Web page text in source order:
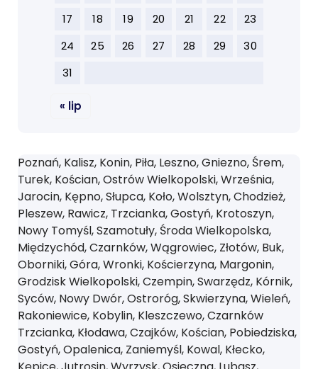
17
18 19 20 21 22
23
24
25 26 27 28 29
30
31
« lip
Poznań, Kalisz, Konin, Piła, Leszno, Gniezno, Śrem,
Turek, Kościan, Ostrów Wielkopolski, Września,
Jarocin, Kępno, Słupca, Koło, Wolsztyn, Chodzież,
Pleszew, Rawicz, Trzcianka, Gostyń, Krotoszyn,
Nowy Tomyśl, Szamotuły, Środa Wielkopolska,
Międzychód, Czarnków, Wągrowiec, Złotów, Buk,
Oborniki, Góra, Wronki, Kościerzyna, Margonin,
Grodzisk Wielkopolski, Czempin, Swarzędz, Kórnik,
Syców, Nowy Dwór, Ostroróg, Skwierzyna, Wieleń,
Rakoniewice, Kobylin, Kleszczewo, Czarnków
Trzcianka, Kłodawa, Czajków, Kościan, Pobiedziska,
Gostyń, Opalenica, Zaniemyśl, Kowal, Kłecko,